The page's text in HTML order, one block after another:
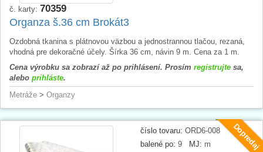
č. karty: 70359
Organza š.36 cm Brokát3
Ozdobná tkanina s plátnovou väzbou a jednostrannou tlačou, rezaná,
vhodná pre dekoračné účely. Šírka 36 cm, návin 9 m. Cena za 1 m.
Cena výrobku sa zobrazí až po prihlásení. Prosím registrujte sa,
alebo prihláste.
Metráže > Organzy
Dopredaj
číslo tovaru: ORD6-008
balené po: 9 MJ: m